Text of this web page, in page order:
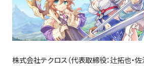
株式会社テクロス（代表取締役：辻拓也・佐